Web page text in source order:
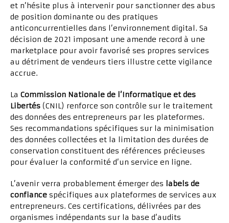
et n’hésite plus à intervenir pour sanctionner des abus
de position dominante ou des pratiques
anticoncurrentielles dans l’environnement digital. Sa
décision de 2021 imposant une amende record à une
marketplace pour avoir favorisé ses propres services
au détriment de vendeurs tiers illustre cette vigilance
accrue.
La Commission Nationale de l’Informatique et des
Libertés (CNIL) renforce son contrôle sur le traitement
des données des entrepreneurs par les plateformes.
Ses recommandations spécifiques sur la minimisation
des données collectées et la limitation des durées de
conservation constituent des références précieuses
pour évaluer la conformité d’un service en ligne.
L’avenir verra probablement émerger des labels de
confiance spécifiques aux plateformes de services aux
entrepreneurs. Ces certifications, délivrées par des
organismes indépendants sur la base d’audits